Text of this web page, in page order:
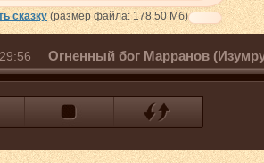
сказку(размер файла: 178.50 Мб)
Огненный бог Марранов